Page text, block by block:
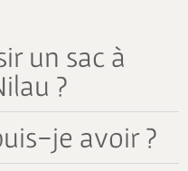
un sac à
?
je avoir ?